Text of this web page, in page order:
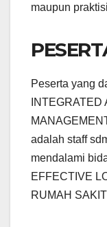
maupun
Peserta yang
adalah staff
mendalami
EFFECTIVE
RUMAH SAKIT